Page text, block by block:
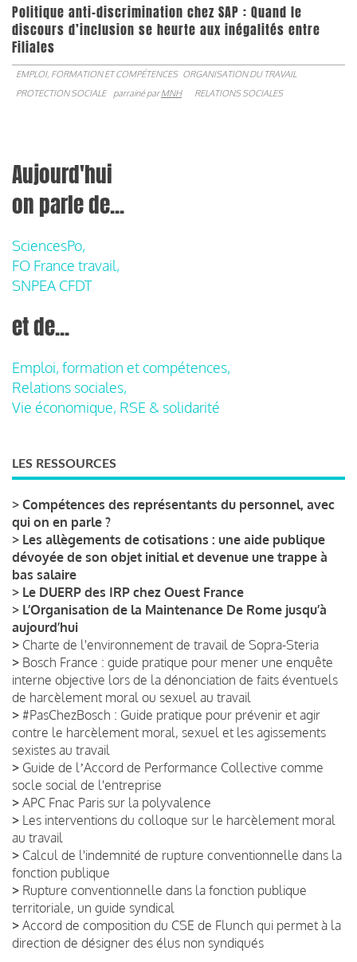
Politique anti-discrimination chez SAP : Quand le
discours d’inclusion se heurte aux inégalités entre
Filiales
EMPLOI, FORMATION ET COMPÉTENCES ORGANISATION DU TRAVAIL
PROTECTION SOCIALE
parrainé parMNH RELATIONS SOCIALES
Aujourd'hui
on parle de...
SciencesPo,
FO France travail,
SNPEA CFDT
et de...
Emploi, formation et compétences,
Relations sociales,
Vie économique, RSE & solidarité
LES RESSOURCES
> Compétences des représentants du personnel, avec
qui on en parle ?
> Les allègements de cotisations : une aide publique
dévoyée de son objet initial et devenue une trappe à
bas salaire
> Le DUERP des IRP chez Ouest France
> L’Organisation de la Maintenance De Rome jusqu’à
aujourd’hui
> Charte de l'environnement de travail de Sopra-Steria
> Bosch France : guide pratique pour mener une enquête
interne objective lors de la dénonciation de faits éventuels
de harcèlement moral ou sexuel au travail
> #PasChezBosch : Guide pratique pour prévenir et agir
contre le harcèlement moral, sexuel et les agissements
sexistes au travail
> Guide de lʼAccord de Performance Collective comme
socle social de l'entreprise
> APC Fnac Paris sur la polyvalence
> Les interventions du colloque sur le harcèlement moral
au travail
> Calcul de l'indemnité de rupture conventionnelle dans la
fonction publique
> Rupture conventionnelle dans la fonction publique
territoriale, un guide syndical
> Accord de composition du CSE de Flunch qui permet à la
direction de désigner des élus non syndiqués